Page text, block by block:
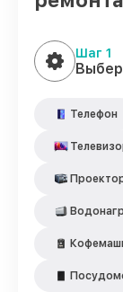
Шаг 1
Телефон